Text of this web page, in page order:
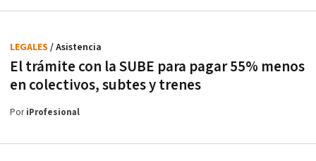
El trámite con la SUBE para pagar 55% menos
en colectivos, subtes y trenes
LEGALES / Asistencia
PoriProfesional